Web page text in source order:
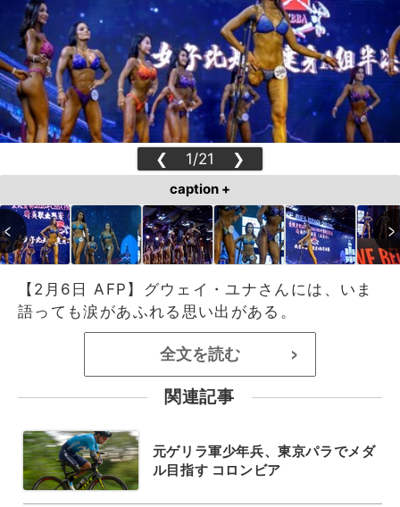
❮ 1/21 ❯
caption +
【2月6日 AFP】グウェイ・ユナさんには、いま
語っても涙があふれる思い出がある。
全文を読む >
関連記事
元ゲリラ軍少年兵、東京パラでメダ
ル目指す コロンビア